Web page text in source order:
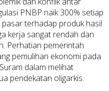
PNBP naik 300% setiap
terhadap produk hasil
kerja sangat rendah dan
Perhatian pemerintah
pemulihan ekonomi pada
dalam melihat
pendekatan oligarkis.